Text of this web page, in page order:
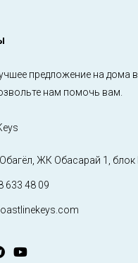
предложение на дома
нам помочь вам.
ЖК Обасарай 1,
633 48 09